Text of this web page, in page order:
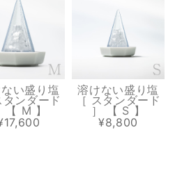
康 】
パッケージや同封されていたカードも
い盛り塩
タンダード
【 M 】
溶けない盛り塩
［ スタンダード
］ 【 S 】
¥8,800